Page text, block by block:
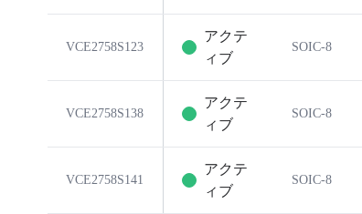
VCE2758S123
アクテ
ィブ
SOIC-8
VCE2758S138
アクテ
ィブ
SOIC-8
VCE2758S141
アクテ
ィブ
SOIC-8